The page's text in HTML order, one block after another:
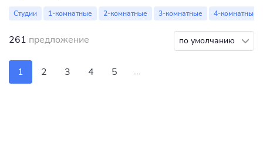
Студии 1-комнатные 2-комнатные 3-комнатные 4-комнатные
261 предложение по умолчанию
1 2 3 4 5 ...